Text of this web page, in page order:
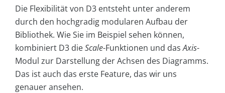
Die Flexibilität von D3 entsteht unter anderem
durch den hochgradig modularen Aufbau der
Bibliothek. Wie Sie im Beispiel sehen können,
kombiniert D3 dieScale-Funktionen und dasAxis-
Modul zur Darstellung der Achsen des Diagramms.
Das ist auch das erste Feature, das wir uns
genauer ansehen.